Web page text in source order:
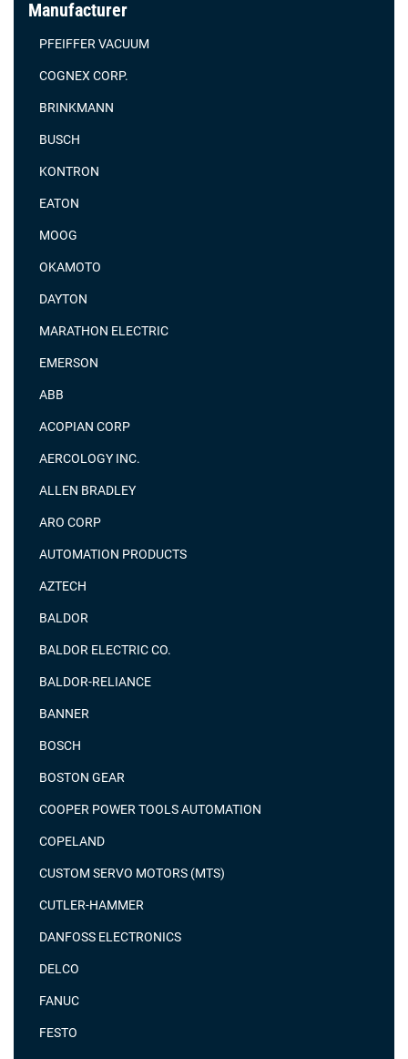
Manufacturer
PFEIFFER VACUUM
COGNEX CORP.
BRINKMANN
BUSCH
KONTRON
EATON
MOOG
OKAMOTO
DAYTON
MARATHON ELECTRIC
EMERSON
ABB
ACOPIAN CORP
AERCOLOGY INC.
ALLEN BRADLEY
ARO CORP
AUTOMATION PRODUCTS
AZTECH
BALDOR
BALDOR ELECTRIC CO.
BALDOR-RELIANCE
BANNER
BOSCH
BOSTON GEAR
COOPER POWER TOOLS AUTOMATION
COPELAND
CUSTOM SERVO MOTORS (MTS)
CUTLER-HAMMER
DANFOSS ELECTRONICS
DELCO
FANUC
FESTO